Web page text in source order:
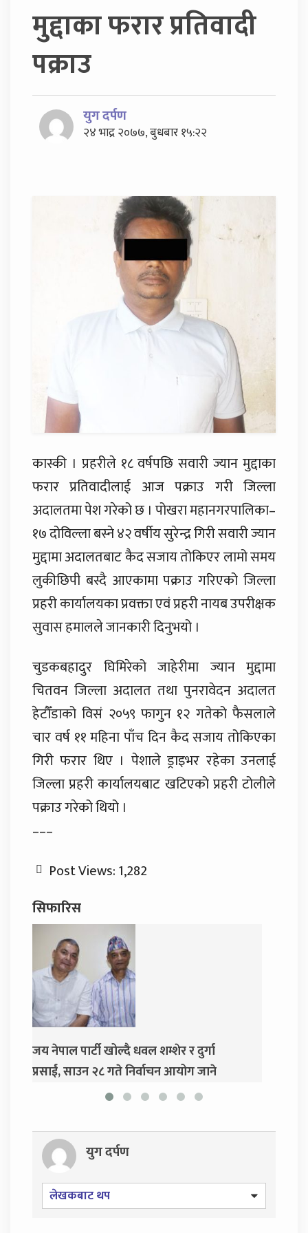
मुद्दाका फरार प्रतिवादी
पक्राउ
युग दर्पण
२४ भाद्र २०७७, बुधबार १५:२२
कास्की । प्रहरीले १८ वर्षपछि सवारी ज्यान मुद्दाका
फरार प्रतिवादीलाई आज पक्राउ गरी जिल्ला
अदालतमा पेश गरेको छ । पोखरा महानगरपालिका–
१७ दोविल्ला बस्ने ४२ वर्षीय सुरेन्द्र गिरी सवारी ज्यान
मुद्दामा अदालतबाट कैद सजाय तोकिएर लामो समय
लुकीछिपी बस्दै आएकामा पक्राउ गरिएको जिल्ला
प्रहरी कार्यालयका प्रवक्ता एवं प्रहरी नायब उपरीक्षक
सुवास हमालले जानकारी दिनुभयो ।
चुडकबहादुर घिमिरेको जाहेरीमा ज्यान मुद्दामा
चितवन जिल्ला अदालत तथा पुनरावेदन अदालत
हेटौँडाको विसं २०५९ फागुन १२ गतेको फैसलाले
चार वर्ष ११ महिना पाँच दिन कैद सजाय तोकिएका
गिरी फरार थिए । पेशाले ड्राइभर रहेका उनलाई
जिल्ला प्रहरी कार्यालयबाट खटिएको प्रहरी टोलीले
पक्राउ गरेको थियो ।
–––
Post Views:1,282
सिफारिस
दुर्गा प्रसाईंलाई रिहा गर्न अदालतको आदेश
युग दर्पण
लेखकबाट थप